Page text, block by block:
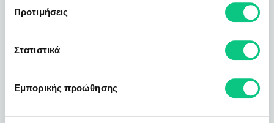
Προτιμήσεις
Στατιστικά
Εμπορικής προώθησης